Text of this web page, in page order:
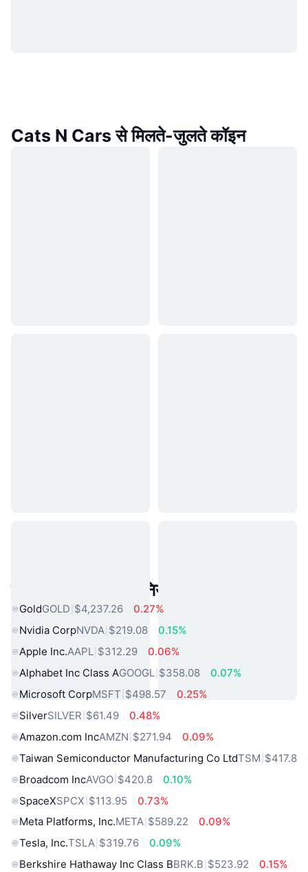
Cats N Cars से मिलते-जुलते कॉइन
लोकप्रिय वास्तविक दुनिया की संपत्तियां
GoldGOLD $4,237.26
0.27%
Nvidia CorpNVDA $219.08
0.15%
Apple Inc.AAPL $312.29
0.06%
Alphabet Inc Class AGOOGL $358.08
0.07%
Microsoft CorpMSFT $498.57
0.25%
SilverSILVER $61.49
0.48%
Amazon.com IncAMZN $271.94
0.09%
Taiwan Semiconductor Manufacturing Co LtdTSM $417.8
Broadcom IncAVGO $420.8
0.10%
SpaceXSPCX $113.95
0.73%
Meta Platforms, Inc.META $589.22
0.09%
Tesla, Inc.TSLA $319.76
0.09%
Berkshire Hathaway Inc Class BBRK.B $523.92
0.15%